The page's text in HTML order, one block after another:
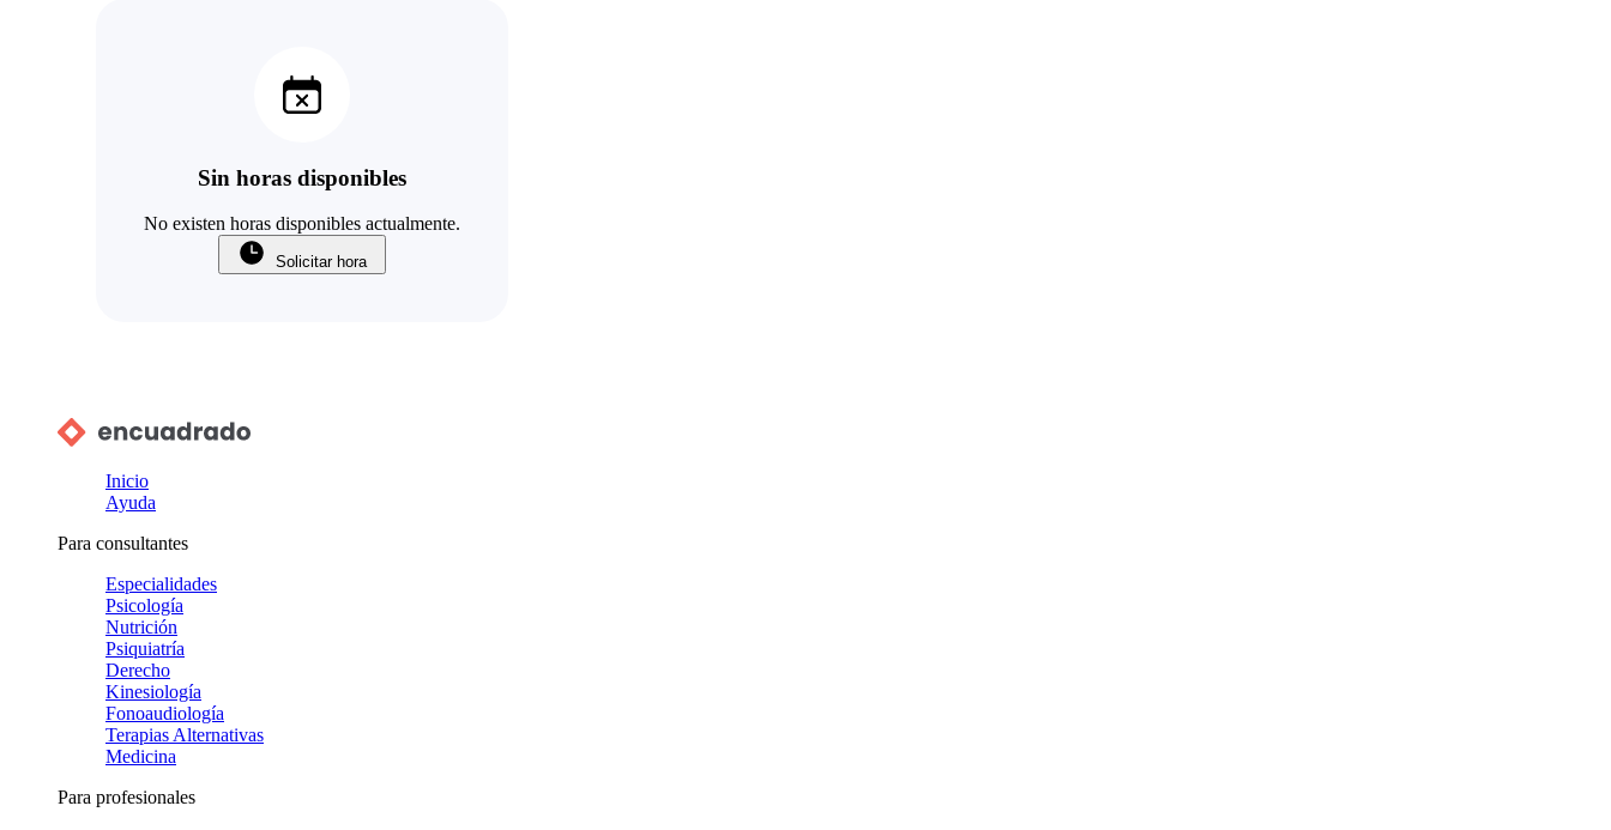
Sin horas disponibles
No existen horas disponibles actualmente.
Solicitar hora
Inicio
Ayuda
Para consultantes
Especialidades
Psicología
Nutrición
Psiquiatría
Derecho
Kinesiología
Fonoaudiología
Terapias Alternativas
Medicina
Para profesionales